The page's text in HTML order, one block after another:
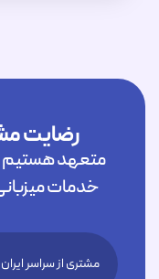
رضایت
متعهد هستیم
خدمات
مشتری از سراسر ایران